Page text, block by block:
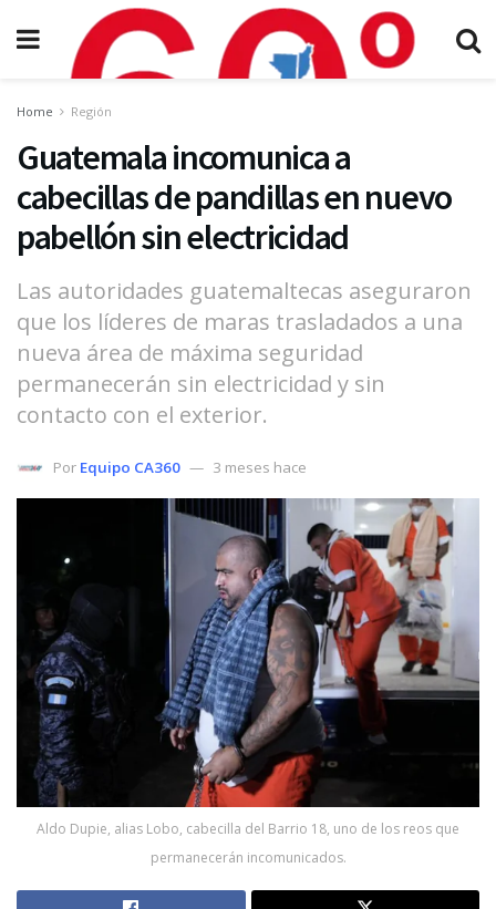
Home Región
Guatemala incomunica a
cabecillas de pandillas en nuevo
pabellón sin electricidad
Las autoridades guatemaltecas aseguraron
que los líderes de maras trasladados a una
nueva área de máxima seguridad
permanecerán sin electricidad y sin
contacto con el exterior.
Por Equipo CA360 3 meses hace
Aldo Dupie, alias Lobo, cabecilla del Barrio 18, uno de los reos que
permanecerán incomunicados.